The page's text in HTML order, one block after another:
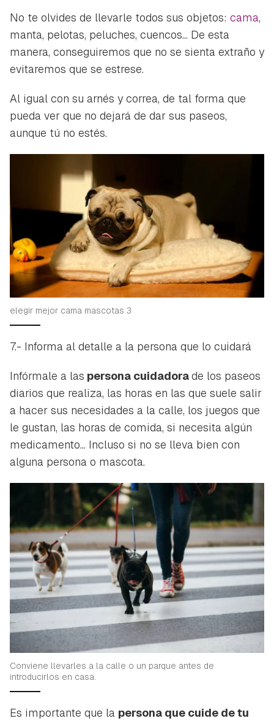
No te olvides de llevarle todos sus objetos: cama,
manta, pelotas, peluches, cuencos... De esta
manera, conseguiremos que no se sienta extraño y
evitaremos que se estrese.
Al igual con su arnés y correa, de tal forma que
pueda ver que no dejará de dar sus paseos,
aunque tú no estés.
elegir mejor cama mascotas 3
7.- Informa al detalle a la persona que lo cuidará
Infórmale a las persona cuidadorade los paseos
diarios que realiza, las horas en las que suele salir
a hacer sus necesidades a la calle, los juegos que
le gustan, las horas de comida, si necesita algún
medicamento... Incluso si no se lleva bien con
alguna persona o mascota.
Conviene llevarles a la calle o un parque antes de
introducirlos en casa.
Es importante que la persona que cuide de tu